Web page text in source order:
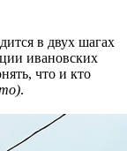
в двух шагах
ивановских
что и кто
.